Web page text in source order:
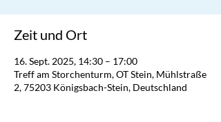
Zeit und Ort
16. Sept. 2025, 14:30 – 17:00
Treff am Storchenturm, OT Stein, Mühlstraße
2, 75203 Königsbach-Stein, Deutschland